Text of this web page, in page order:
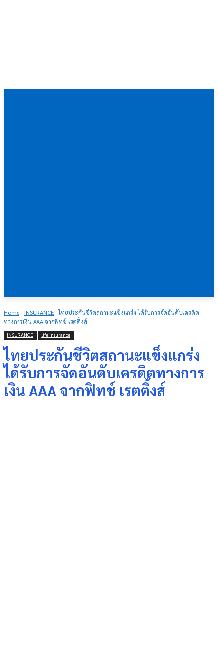
Home INSURANCE
ไทยประกันชีวิตสถานะแข็งแกร่ง ได้รับการจัดอันดับเครดิต
ทางการเงิน AAA จากฟิทช์ เรตติ้งส์
INSURANCE life insurance
ไทยประกันชีวิตสถานะแข็งแกร่ง
ได้รับการจัดอันดับเครดิตทางการ
เงิน AAA จากฟิทช์ เรตติ้งส์